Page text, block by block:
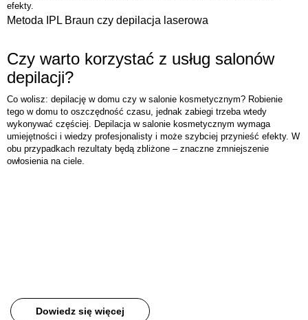
efekty.
Metoda IPL Braun czy depilacja laserowa
Czy warto korzystać z usług salonów
depilacji?
Co wolisz: depilację w domu czy w salonie kosmetycznym? Robienie
tego w domu to oszczędność czasu, jednak zabiegi trzeba wtedy
wykonywać częściej. Depilacja w salonie kosmetycznym wymaga
umiejętności i wiedzy profesjonalisty i może szybciej przynieść efekty. W
obu przypadkach rezultaty będą zbliżone – znaczne zmniejszenie
owłosienia na ciele.
Dowiedz się więcej